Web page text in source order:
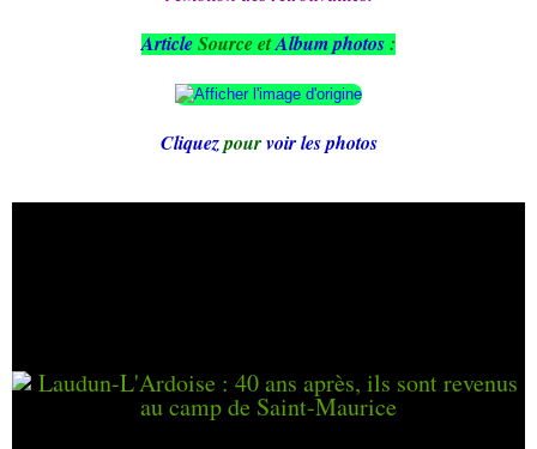
ArticleSource etAlbum photos:
Cliquezpourvoir les photos